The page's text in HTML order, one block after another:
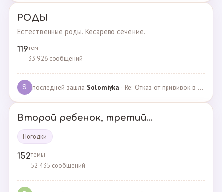
РОДЫ
Естественные роды. Кесарево сечение.
119тем
33 926 сообщений
S последней зашла Solomiyka · Re: Отказ от прививок в роддоме · 07.05.2022
Второй ребенок, третий...
Погодки
152темы
52 435 сообщений